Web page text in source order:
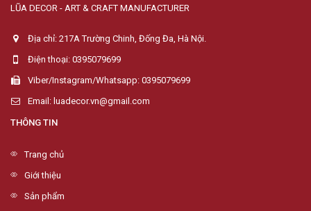
LŨA DECOR - ART & CRAFT MANUFACTURER
Địa chỉ: 217A Trường Chinh, Đống Đa, Hà Nội.
Điện thoại: 0395079699
Viber/Instagram/Whatsapp: 0395079699
Email: luadecor.vn@gmail.com
THÔNG TIN
Trang chủ
Giới thiệu
Sản phẩm